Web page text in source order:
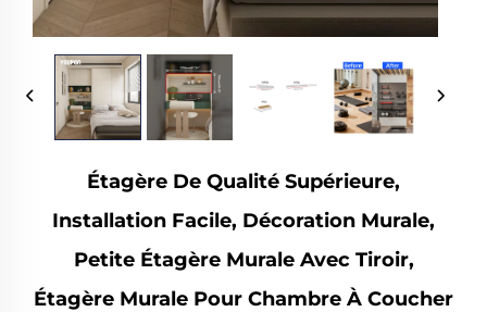
Étagère De Qualité Supérieure,
Installation Facile, Décoration Murale,
Petite Étagère Murale Avec Tiroir,
Étagère Murale Pour Chambre À Coucher